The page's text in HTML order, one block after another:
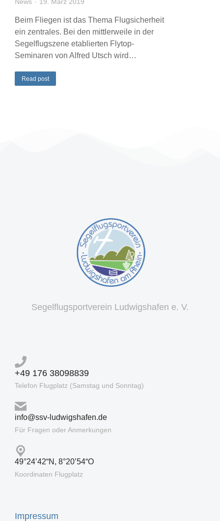
Beim Fliegen ist das Thema Flugsicherheit
ein zentrales. Bei den mittlerweile in der
Segelflugszene etablierten Flytop-
Seminaren von Alfred Utsch wird…
Read post
Segelflugsportverein Ludwigshafen e. V.
+49 176 38098839
Telefon Flugplatz (Samstag und Sonntag)
info@ssv-ludwigshafen.de
Für Fragen oder Anmerkungen
49°24’42“N, 8°20’54“O
Koordinaten Flugplatz
Impressum